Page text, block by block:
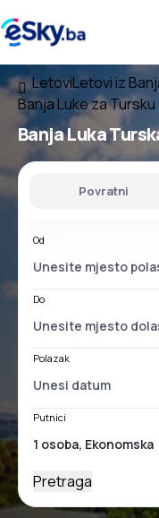
LetoviLetovi iz
Banja Luke za Tursku
Banja Luka
Povratni
Od
Do
Polazak
Putnici
Pretraga